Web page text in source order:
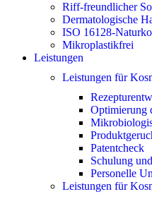
Riff-freundlicher
Dermatologische
ISO 16128-
Mikroplastikfrei
Leistungen
Leistungen für
Optimierung
Patentcheck
Schulung
Personelle
Leistungen für